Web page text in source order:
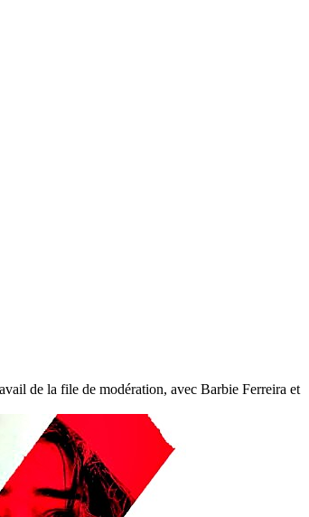
de la file de modération, avec Barbie Ferreira et